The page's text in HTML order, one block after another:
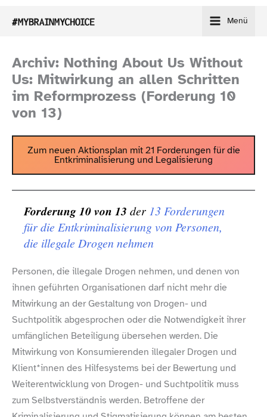
Inhalt
Menü
Archiv: Nothing About Us Without
Us: Mitwirkung an allen Schritten
im Reformprozess (Forderung 10
von 13)
Zum neuen Aktionsplan mit 21 Forderungen für die
Entkriminalisierung und Legalisierung
Forderung 10 von 13 der 13 Forderungen
für die Entkriminalisierung von Personen,
die illegale Drogen nehmen
Personen, die illegale Drogen nehmen, und denen von
ihnen geführten Organisationen darf nicht mehr die
Mitwirkung an der Gestaltung von Drogen- und
Suchtpolitik abgesprochen oder die Notwendigkeit ihrer
umfänglichen Beteiligung übersehen werden. Die
Mitwirkung von Konsumierenden illegaler Drogen und
Klient*innen des Hilfesystems bei der Bewertung und
Weiterentwicklung von Drogen- und Suchtpolitik muss
zum Selbstverständnis werden. Betroffene der